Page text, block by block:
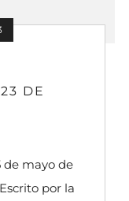
DE
de mayo de
por la